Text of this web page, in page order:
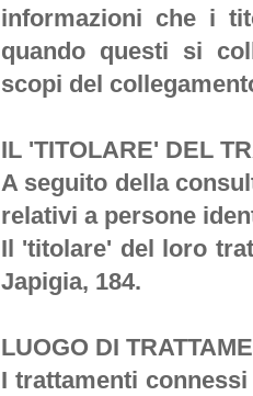
informazioni che i
quando questi si
scopi del
IL 'TITOLARE' DEL
A seguito della
relativi a persone
Il 'titolare' del loro
Japigia, 184.
LUOGO DI
I trattamenti